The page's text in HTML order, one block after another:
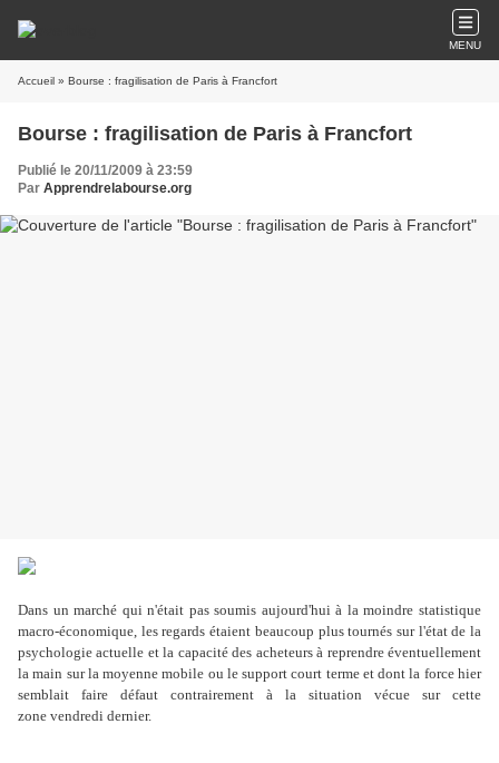
MENU
Accueil » Bourse : fragilisation de Paris à Francfort
Bourse : fragilisation de Paris à Francfort
Publié le 20/11/2009 à 23:59
Par Apprendrelabourse.org
Dans un marché qui n'était pas soumis aujourd'hui à la moindre statistique
macro-économique, les regards étaient beaucoup plus tournés sur l'état de la
psychologie actuelle et la capacité des acheteurs à reprendre éventuellement
la main sur la moyenne mobile ou le support court terme et dont la force hier
semblait faire défaut contrairement à la situation vécue sur cette
zone vendredi dernier.